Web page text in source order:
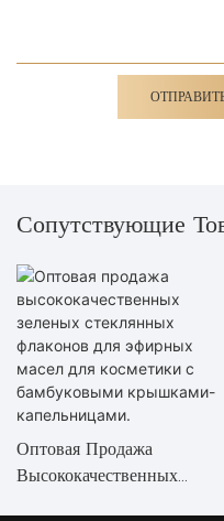
Сопутствующие
Оптовая Продажа
Высококачественных